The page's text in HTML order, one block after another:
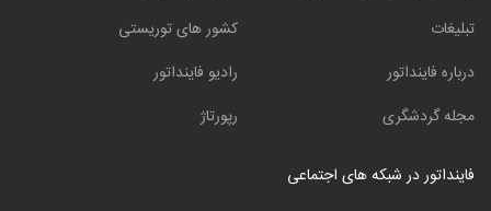
تبلیغات
درباره فاینداتور
مجله گردشگری
کشور های توریستی
رادیو فاینداتور
رپورتاژ
فاینداتور در شبکه های اجتماعی